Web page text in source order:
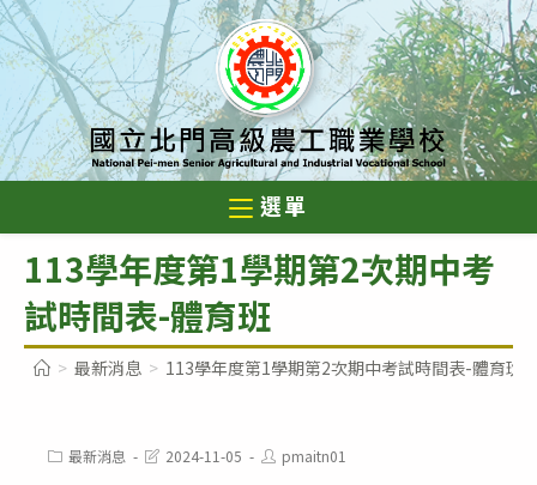
跳
轉
主
要
內
選單
113學年度第1學期第2次期中考
試時間表-體育班
> 最新消息 > 113學年度第1學期第2次期中考試時間表-體育班
Post最新消息
Post2024-11-05
Post
author:
pmaitn01